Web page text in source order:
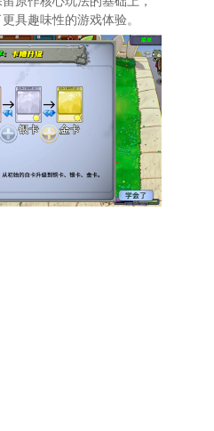
具趣味性的游戏体验。